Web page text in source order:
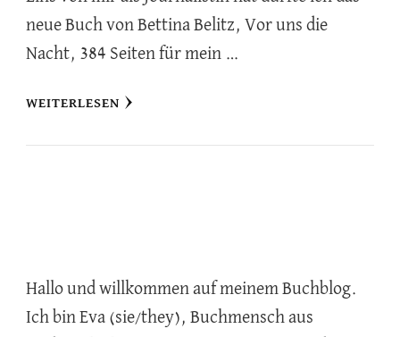
neue Buch von Bettina Belitz, Vor uns die
Nacht, 384 Seiten für mein …
WEITERLESEN
Hallo und willkommen auf meinem Buchblog.
Ich bin Eva (sie/they), Buchmensch aus